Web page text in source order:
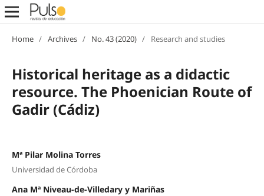
Home / Archives / No. 43 (2020) / Research and studies
Historical heritage as a didactic
resource. The Phoenician Route of
Gadir (Cádiz)
Mª Pilar Molina Torres
Universidad de Córdoba
Ana Mª Niveau-de-Villedary y Mariñas